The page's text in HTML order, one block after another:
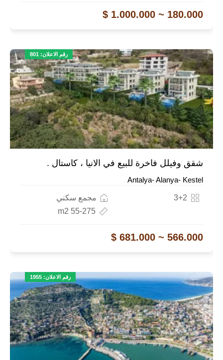
180.000 ~ 1.000.000 $
رقم الاعلان: 801
شقق وفيلل فاخرة للبيع في الانيا ، كاستال .
Antalya- Alanya- Kestel
مجمع سكني
3+2
55-275 m2
566.000 ~ 681.000 $
رقم الاعلان: 1955